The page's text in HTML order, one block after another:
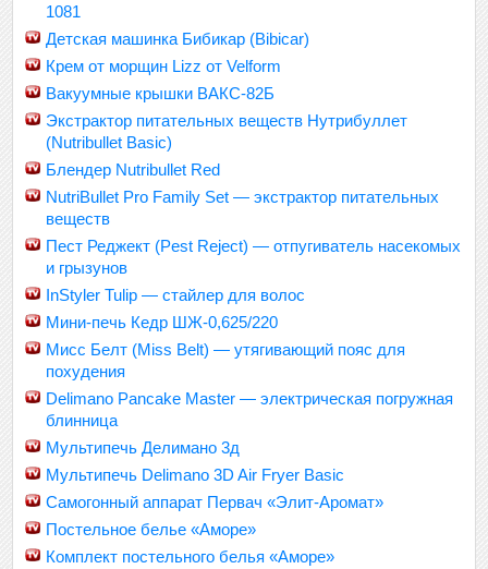
1081
Детская машинка Бибикар (Bibicar)
Крем от морщин Lizz от Velform
Вакуумные крышки ВАКС-82Б
Экстрактор питательных веществ Нутрибуллет
(Nutribullet Basic)
Блендер Nutribullet Red
NutriBullet Pro Family Set — экстрактор питательных
веществ
Пест Реджект (Pest Reject) — отпугиватель насекомых
и грызунов
InStyler Tulip — стайлер для волос
Мини-печь Кедр ШЖ-0,625/220
Мисс Белт (Miss Belt) — утягивающий пояс для
похудения
Delimano Pancake Master — электрическая погружная
блинница
Мультипечь Делимано 3д
Мультипечь Delimano 3D Air Fryer Basic
Самогонный аппарат Первач «Элит-Аромат»
Постельное белье «Аморе»
Комплект постельного белья «Аморе»